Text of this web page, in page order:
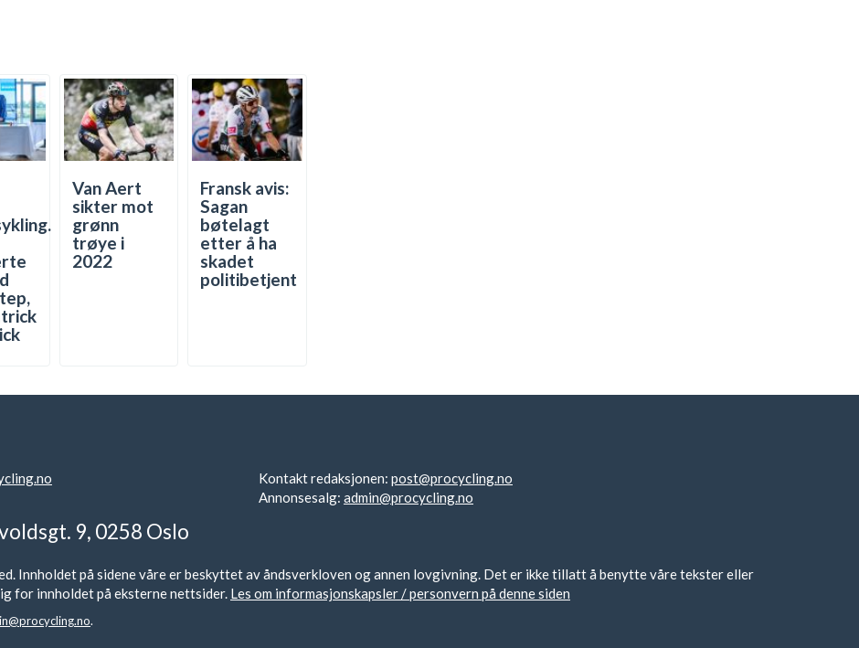
Van Aert
sikter mot
grønn
trøye i
2022
Fransk avis:
Sagan
bøtelagt
etter å ha
skadet
politibetjent
Kontakt redaksjonen: post@procycling.no
Annonsesalg: admin@procycling.no
9, 0258 Oslo
Innholdet på sidene våre er beskyttet av åndsverkloven og annen lovgivning. Det er ikke tillatt å benytte våre tekster eller
for innholdet på eksterne nettsider. Les om informasjonskapsler / personvern på denne siden
.